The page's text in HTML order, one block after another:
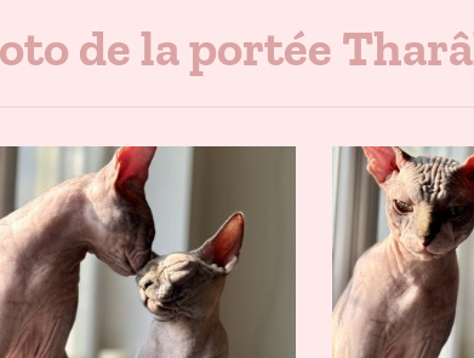
de la portée